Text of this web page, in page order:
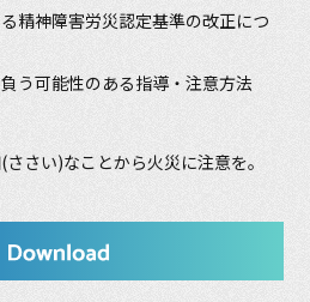
神障害労災認定基準の改正につ
う可能性のある指導・注意方法
さい)なことから火災に注意を。